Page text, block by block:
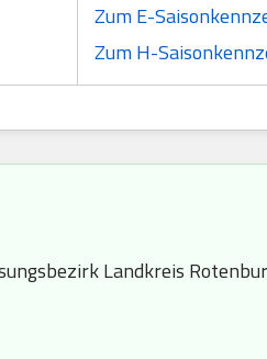
Zum E-
Zum H-
Landkreis